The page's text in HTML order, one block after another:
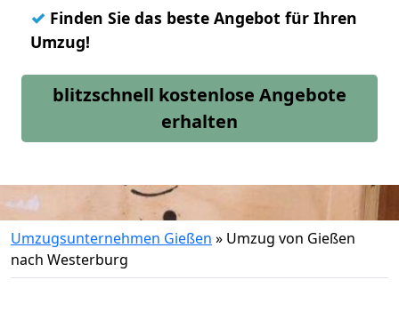
✓ Finden Sie das beste Angebot für Ihren
Umzug!
blitzschnell kostenlose Angebote
erhalten
Umzugsunternehmen Gießen » Umzug von Gießen
nach Westerburg